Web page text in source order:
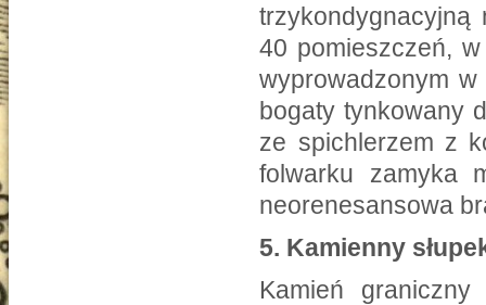
40 pomieszczeń,
wyprowadzonym w
bogaty tynkowany
ze spichlerzem z
folwarku zamyka
neorenesansowa
5. Kamienny
Kamień